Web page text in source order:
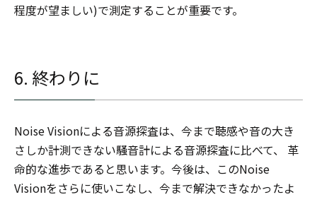
程度が望ましい)で測定することが重要です。
6. 終わりに
Noise Visionによる音源探査は、今まで聴感や音の大き
さしか計測できない騒音計による音源探査に比べて、 革
命的な進歩であると思います。今後は、このNoise
Visionをさらに使いこなし、今まで解決できなかったよ